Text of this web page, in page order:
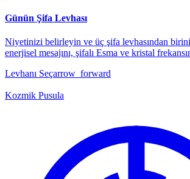
Günün Şifa Levhası
Niyetinizi belirleyin ve üç şifa levhasından
enerjisel mesajını, şifalı Esma ve kristal
Levhanı Seçarrow_forward
Kozmik Pusula